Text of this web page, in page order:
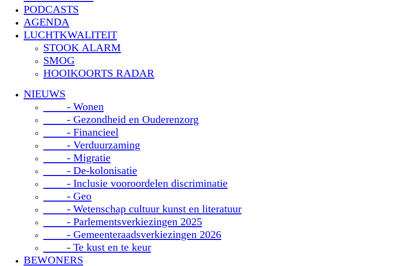
PODCASTS
AGENDA
LUCHTKWALITEIT
STOOK ALARM
SMOG
HOOIKOORTS RADAR
NIEUWS
- Wonen
- Gezondheid en Ouderenzorg
- Financieel
- Verduurzaming
- Migratie
- De-kolonisatie
- Inclusie vooroordelen discriminatie
- Geo
- Wetenschap cultuur kunst en literatuur
- Parlementsverkiezingen 2025
- Gemeenteraadsverkiezingen 2026
- Te kust en te keur
BEWONERS